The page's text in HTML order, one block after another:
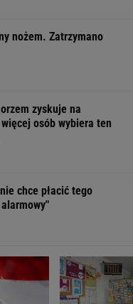
nożem. Zatrzymano
zyskuje na
osób wybiera ten
chce płacić tego